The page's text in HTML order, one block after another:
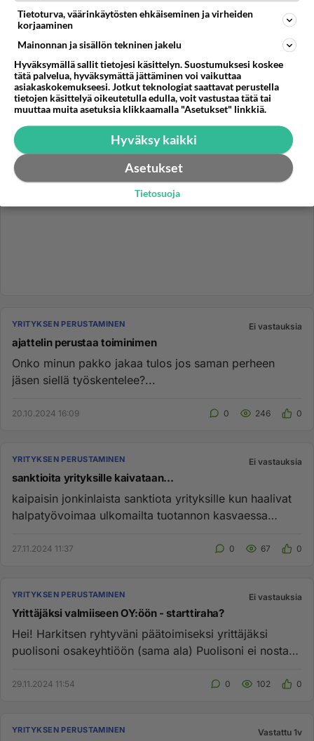
perustivat uuden yrityksen samalta toimialalta mutta he
keksivät lemp...
17.10.2024 18:56
YRITYKSEN PERUSTAMINEN Ei vastauksia
ajattelin perustaa toiminimen
Onko minun pakko jakaa tulos jos saman perheen
jäsen siellä työskentelee?...
20.10.2024 16:09 0 246 0
YRITYKSEN PERUSTAMINEN Ei vastauksia
sanktioita yrityksille kaivataan...
kaipaisin jonkinlaista sanktiota yrityksille kun haalivat
halpatyövoimaa ulkomailta tuotannon kasvaessa
27.11.2024 11:37 0 67 0
YRITYKSEN PERUSTAMINEN Ei vastauksia
Yrittäjäksi valmiiseen OY:öön - starttiraha?
Hei! Harkitsen ryhtyväni päätoimiseksi yrittäjäksi
puolisoni osakeyhtiöön (sama ala) Puolisoni ei nosta
29.11.2024 11:54 0 102 0
YRITYKSEN PERUSTAMINEN Vastattu 1v
Tietoturva, väärinkäytösten ehkäiseminen ja virheiden
korjaaminen
Mainonnan ja sisällön tekninen jakelu
Hyväksymällä sallit tietojesi käsittelyn. Suostumuksesi koskee
tätä palvelua, hyväksymättä jättäminen voi vaikuttaa
asiakaskokemukseesi. Jotkut teknologiat saattavat perustella
tietojen käsittelyä oikeutetulla edulla, voit vastustaa tätä tai
muuttaa muita asetuksia klikkaamalla "Asetukset" linkkiä.
Hyväksy kaikki
Asetukset
Tietosuoja